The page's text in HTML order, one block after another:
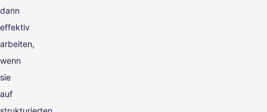
dann
effektiv
arbeiten,
wenn
sie
auf